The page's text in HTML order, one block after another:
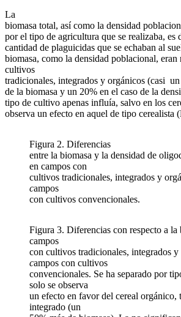
La
biomasa total, así como la densidad
por el tipo de agricultura que se realizaba, es
cantidad de plaguicidas que se echaban al
biomasa, como la densidad poblacional, eran
cultivos
tradicionales, integrados y orgánicos (casi
de la biomasa y un 20% en el caso de la
tipo de cultivo apenas influía, salvo en los
observa un efecto en aquel de tipo cerealista
Figura 2. Diferencias
entre la biomasa y la densidad de
en campos con
cultivos tradicionales, integrados y
campos
con cultivos convencionales.
Figura 3. Diferencias con respecto a la
campos
con cultivos tradicionales, integrados y
campos con cultivos
convencionales. Se ha separado por
solo se observa
un efecto en favor del cereal orgánico,
integrado (un